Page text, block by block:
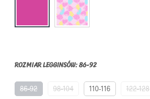
ROZMIAR LEGGINSÓW:86-92
86-92 98-104 110-116 122-128